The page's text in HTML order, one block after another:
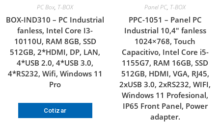
PC Box, T-BOX
BOX-IND310 – PC Industrial
fanless, Intel Core I3-
10110U, RAM 8GB, SSD
512GB, 2*HDMI, DP, LAN,
4*USB 2.0, 4*USB 3.0,
4*RS232, Wifi, Windows 11
Pro
Cotizar
Panel PC, T-BOX
PPC-1051 – Panel PC
Industrial 10,4″ fanless
1024×768, Touch
Capacitivo, Intel Core i5-
1155G7, RAM 16GB, SSD
512GB, HDMI, VGA, RJ45,
2xUSB 3.0, 2xRS232, WIFI,
Windows 11 Profesional,
IP65 Front Panel, Power
adapter.